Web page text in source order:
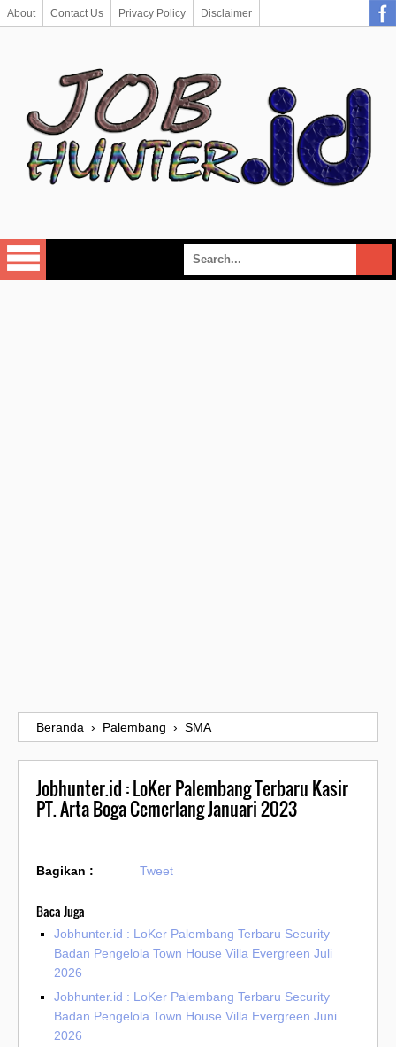
About Contact Us Privacy Policy Disclaimer
Beranda › Palembang › SMA
Jobhunter.id : LoKer Palembang Terbaru Kasir
PT. Arta Boga Cemerlang Januari 2023
Bagikan : Tweet
Baca Juga
Jobhunter.id : LoKer Palembang Terbaru Security
Badan Pengelola Town House Villa Evergreen Juli
2026
Jobhunter.id : LoKer Palembang Terbaru Security
Badan Pengelola Town House Villa Evergreen Juni
2026